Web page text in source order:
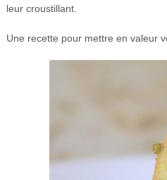
leur croustillant.
Une recette pour mettre en valeur